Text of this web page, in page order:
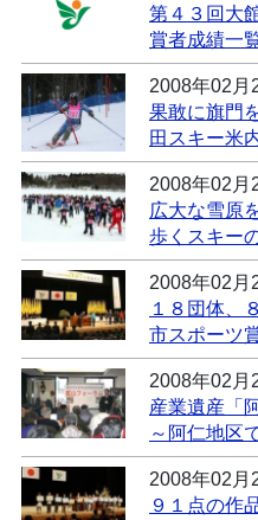
第４３回大
賞者成績一
2008年02月
果敢に旗門
田スキー米
2008年02月
広大な雪原
歩くスキー
2008年02月
１８団体、
市スポーツ
2008年02月
産業遺産「
～阿仁地区
2008年02月
９１点の作